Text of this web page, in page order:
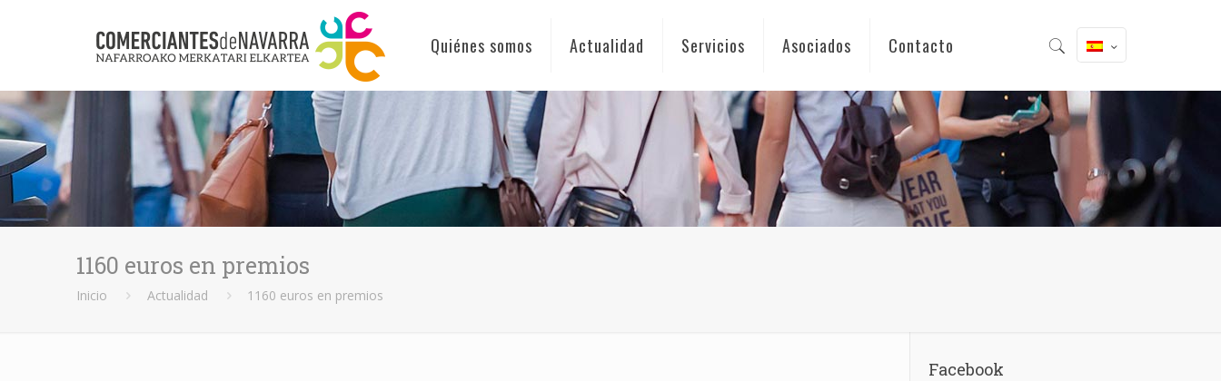
Quiénes somos Actualidad Servicios Asociados Contacto
1160 euros en premios
Inicio Actualidad 1160 euros en premios
Facebook